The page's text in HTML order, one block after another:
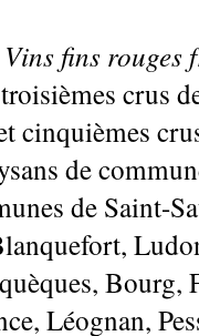
crus
cinquièmes
de
de Saint-
Léognan,